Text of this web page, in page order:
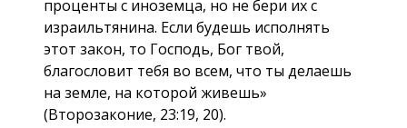
проценты с иноземца, но не бери их с
израильтянина. Если будешь исполнять
этот закон, то Господь, Бог твой,
благословит тебя во всем, что ты делаешь
на земле, на которой живешь»
(Второзаконие, 23:19, 20).